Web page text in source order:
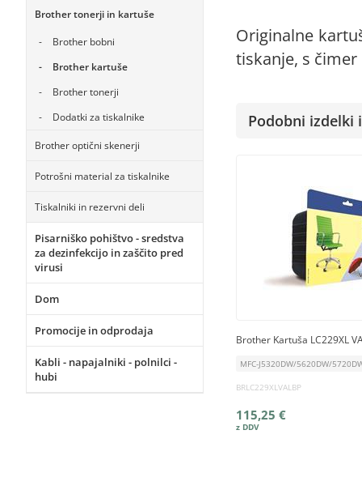
Brother tonerji in kartuše
Brother bobni
Brother kartuše
Brother tonerji
Dodatki za tiskalnike
Brother optični skenerji
Potrošni material za tiskalnike
Tiskalniki in rezervni deli
Pisarniško pohištvo - sredstva
za dezinfekcijo in zaščito pred
virusi
Dom
Promocije in odprodaja
Kabli - napajalniki - polnilci -
hubi
Originalne
tiskanje, s
Podobni izdelki
Brother Kartuša LC229XL
MFC-J5320DW/5620DW/
BRLC229XLVALBP
115,25 €